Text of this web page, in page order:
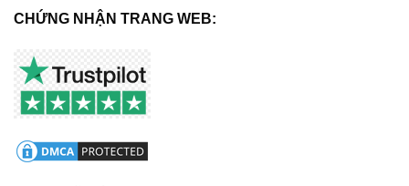
CHỨNG NHẬN TRANG WEB: